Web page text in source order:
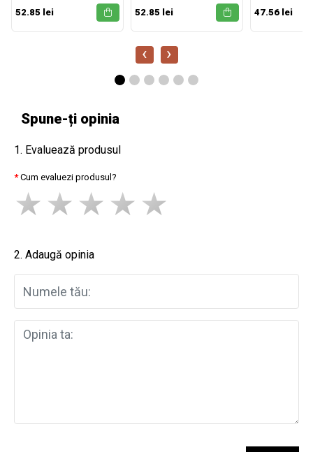
52.85 lei 52.85 lei 47.56 lei
‹ ›
Spune-ți opinia
1. Evaluează produsul
Cum evaluezi produsul?
2. Adaugă opinia